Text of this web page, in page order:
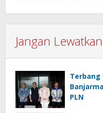
Jangan Lewatkan
Terbang
PLN